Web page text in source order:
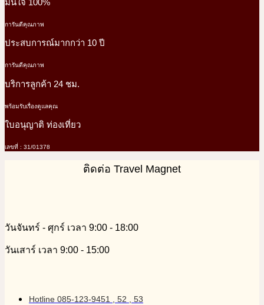
การันตีคุณภาพ
ประสบการณ์มากกว่า 10 ปี
การันตีคุณภาพ
บริการลูกค้า 24 ชม.
พร้อมรับเรื่องดูแลคุณ
ใบอนุญาติ ท่องเที่ยว
เลขที่ : 31/01378
ติดต่อ Travel Magnet
วันจันทร์ - ศุกร์ เวลา 9:00 - 18:00
วันเสาร์ เวลา 9:00 - 15:00
Hotline 085-123-9451 , 52 , 53